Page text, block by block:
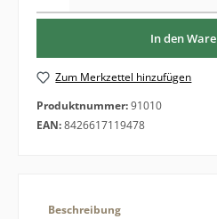
In den
Zum Merkzettel hinzufügen
Produktnummer:91010
EAN:8426617119478
Beschreibung